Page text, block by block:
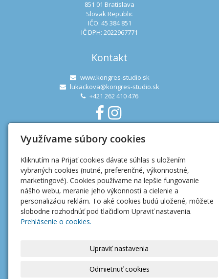
851 01 Bratislava
Slovak Republic
IČO: 45 384 851
IČ DPH: 2022967771
Kontakt
www.kongres-studio.sk
lukackova@kongres-studio.sk
+421 262 410 476
Užitočné linky
Ochrana osobných údajov
Mapa webu
Využívame súbory cookies
Kliknutím na Prijať cookies dávate súhlas s uložením
vybraných cookies (nutné, preferenčné, výkonnostné,
marketingové). Cookies používame na lepšie fungovanie
nášho webu, meranie jeho výkonnosti a cielenie a
personalizáciu reklám. To aké cookies budú uložené, môžete
slobodne rozhodnúť pod tlačidlom Upraviť nastavenia.
Prehlásenie o cookies.
Upraviť nastavenia
Odmietnuť cookies